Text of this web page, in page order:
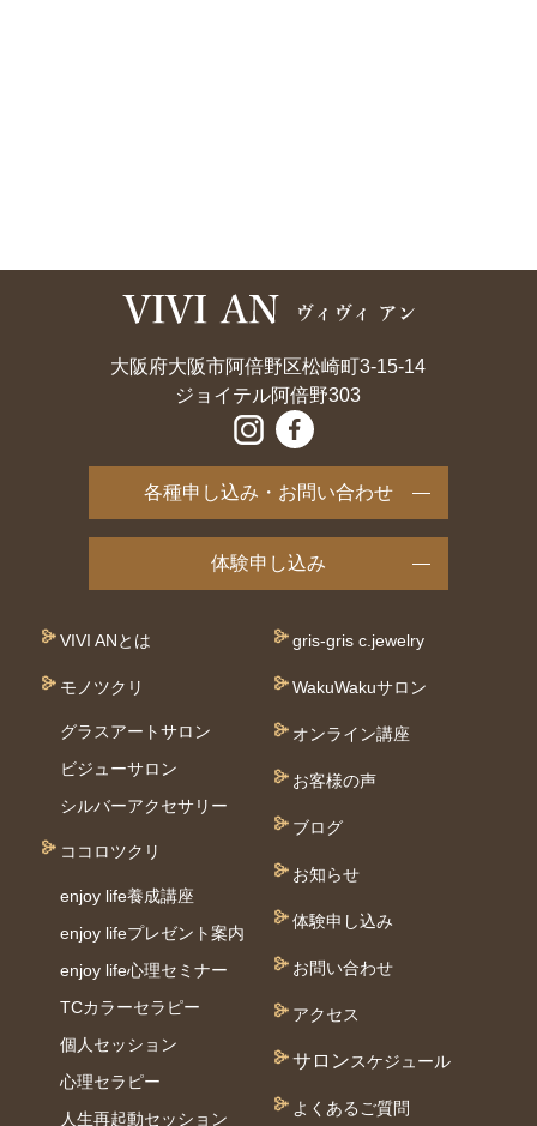
大阪府大阪市阿倍野区松崎町3-15-14
ジョイテル阿倍野303
各種申し込み・お問い合わせ
体験申し込み
VIVI ANとは
モノツクリ
グラスアートサロン
ビジューサロン
シルバーアクセサリー
ココロツクリ
enjoy life養成講座
enjoy lifeプレゼント案内
enjoy life心理セミナー
TCカラーセラピー
個⼈セッション
⼼理セラピー
人生再起動セッション
gris-gris c.jewelry
WakuWakuサロン
オンライン講座
お客様の声
ブログ
お知らせ
体験申し込み
お問い合わせ
アクセス
サロンスケジュール
よくあるご質問